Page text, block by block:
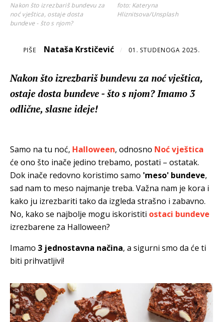
Nakon što izrezbariš bundevu za
noć vještica, ostaje dosta
bundeve - što s njom?
foto: Kateryna
Hliznitsova/Unsplash
PIŠE Nataša Krstičević / 01. STUDENOGA 2025.
Nakon što izrezbariš bundevu za noć vještica,
ostaje dosta bundeve - što s njom? Imamo 3
odlične, slasne ideje!
Samo na tu noć, Halloween, odnosno Noć vještica
će ono što inače jedino trebamo, postati – ostatak.
Dok inače redovno koristimo samo 'meso' bundeve,
sad nam to meso najmanje treba. Važna nam je kora i
kako ju izrezbariti tako da izgleda strašno i zabavno.
No, kako se najbolje mogu iskoristiti ostaci bundeve
izrezbarene za Halloween?
Imamo 3 jednostavna načina, a sigurni smo da će ti
biti prihvatljivi!